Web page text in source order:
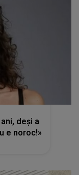
deși a
e noroc!»